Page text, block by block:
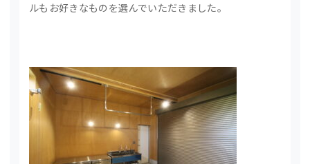
ルもお好きなものを選んでいただきました。